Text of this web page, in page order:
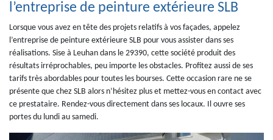
l’entreprise de peinture extérieure SLB
Lorsque vous avez en tête des projets relatifs à vos façades, appelez
l’entreprise de peinture extérieure SLB pour vous assister dans ses
réalisations. Sise à Leuhan dans le 29390, cette société produit des
résultats irréprochables, peu importe les obstacles. Profitez aussi de ses
tarifs très abordables pour toutes les bourses. Cette occasion rare ne se
présente que chez SLB alors n’hésitez plus et mettez-vous en contact avec
ce prestataire. Rendez-vous directement dans ses locaux. Il ouvre ses
portes du lundi au samedi.